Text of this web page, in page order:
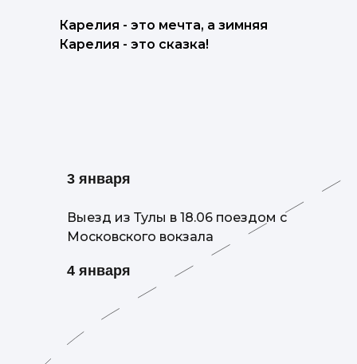
Карелия - это мечта, а зимняя
Карелия - это сказка!
3 января
Выезд из Тулы в 18.06 поездом с
Московского вокзала
4 января